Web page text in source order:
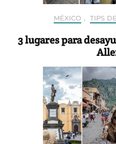
MÉXICO , TIPS
3 lugares para